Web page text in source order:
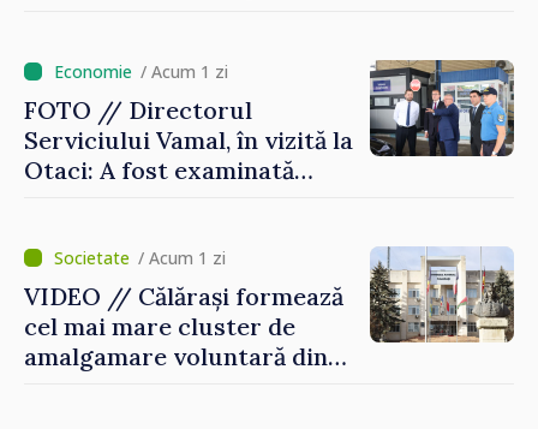
/ Acum 1 zi
FOTO // Directorul
Serviciului Vamal, în vizită la
Otaci: A fost examinată
performant/ Acum 1 zi
VIDEO // Călărași formează
cel mai mare cluster de
amalgamare voluntară din